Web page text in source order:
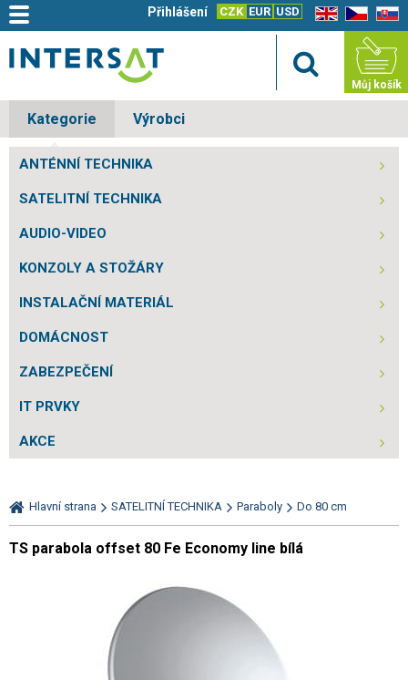
EN CZ SK
CZK EUR USD
Přihlášení
Můj košík
Kategorie Výrobci
ANTÉNNÍ TECHNIKA
SATELITNÍ TECHNIKA
AUDIO-VIDEO
KONZOLY A STOŽÁRY
INSTALAČNÍ MATERIÁL
DOMÁCNOST
ZABEZPEČENÍ
IT PRVKY
AKCE
Hlavní strana SATELITNÍ TECHNIKA Paraboly Do 80 cm
TS parabola offset 80 Fe Economy line bílá